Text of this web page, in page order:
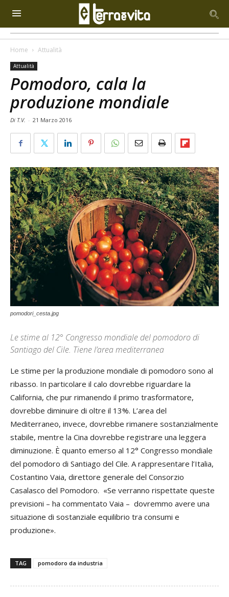
Home Attualità
Attualità
Pomodoro, cala la
produzione mondiale
Di T.V. - 21 Marzo 2016
pomodori_cesta.jpg
Le stime al 12° Congresso mondiale del pomodoro di
Santiago del Cile. Tiene l’area mediterranea
Le stime per la produzione mondiale di pomodoro sono al
ribasso. In particolare il calo dovrebbe riguardare la
California, che pur rimanendo il primo trasformatore,
dovrebbe diminuire di oltre il 13%. L’area del
Mediterraneo, invece, dovrebbe rimanere sostanzialmente
stabile, mentre la Cina dovrebbe registrare una leggera
diminuzione. È quanto emerso al 12° Congresso mondiale
del pomodoro di Santiago del Cile. A rappresentare l’Italia,
Costantino Vaia, direttore generale del Consorzio
Casalasco del Pomodoro. «Se verranno rispettate queste
previsioni – ha commentato Vaia – dovremmo avere una
situazione di sostanziale equilibrio tra consumi e
produzione».
TAG pomodoro da industria